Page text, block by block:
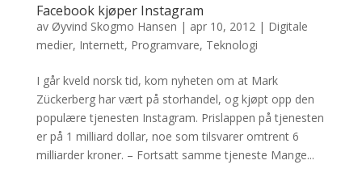
Facebook kjøper Instagram
av Øyvind Skogmo Hansen | apr 10, 2012| Digitale
medier, Internett, Programvare, Teknologi
I går kveld norsk tid, kom nyheten om at Mark
Zückerberg har vært på storhandel, og kjøpt opp den
populære tjenesten Instagram. Prislappen på tjenesten
er på 1 milliard dollar, noe som tilsvarer omtrent 6
milliarder kroner. – Fortsatt samme tjeneste Mange...